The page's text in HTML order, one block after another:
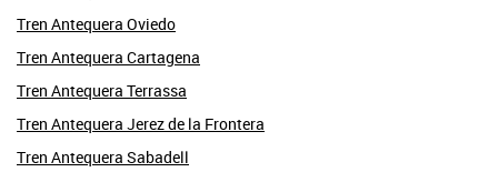
Tren Antequera Oviedo
Tren Antequera Cartagena
Tren Antequera Terrassa
Tren Antequera Jerez de la Frontera
Tren Antequera Sabadell